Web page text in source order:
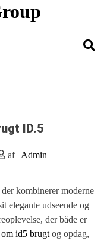
ID.5
af Admin
kombinerer moderne
elegante udseende og
der både er
id5 brugt og opdag,